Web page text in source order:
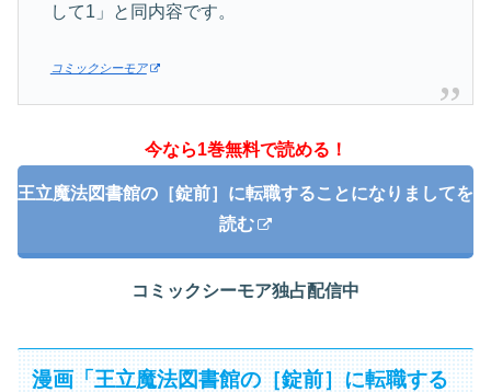
して1」と同内容です。
コミックシーモア
今なら1巻無料で読める！
王立魔法図書館の［錠前］に転職することになりましてを
読む
コミックシーモア独占配信中
漫画「王立魔法図書館の［錠前］に転職する